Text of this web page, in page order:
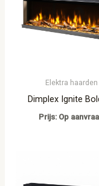
Elektra haarden
Dimplex Ignite
Prijs: Op